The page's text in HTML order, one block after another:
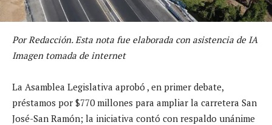
Por Redacción. Esta nota fue elaborada con asistencia de IA
Imagen tomada de internet
La Asamblea Legislativa aprobó , en primer debate,
préstamos por $770 millones para ampliar la carretera San
José-San Ramón; la iniciativa contó con respaldo unánime